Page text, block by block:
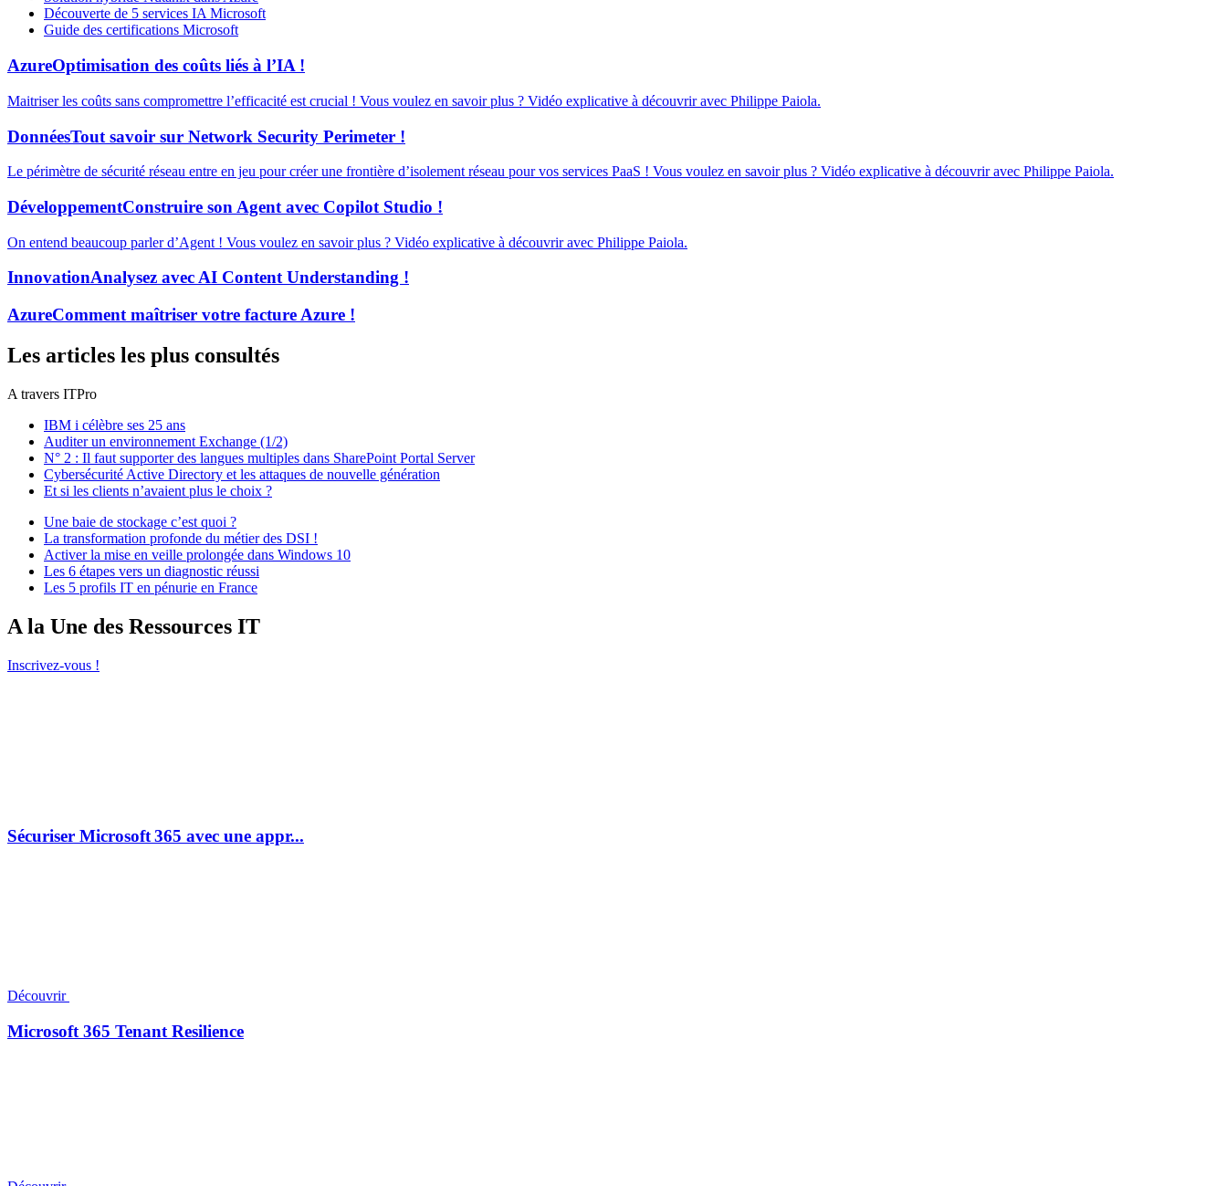
Découverte de 5 services IA Microsoft
Guide des certifications Microsoft
AzureOptimisation des coûts liés à l’IA !
Maitriser les coûts sans compromettre l’efficacité est crucial ! Vous voulez en savoir plus ? Vidéo explicative à découvrir avec Philippe Paiola.
DonnéesTout savoir sur Network Security Perimeter !
Le périmètre de sécurité réseau entre en jeu pour créer une frontière d’isolement réseau pour vos services PaaS ! Vous voulez en savoir plus ? Vidéo explicative à découvrir avec Philippe Paiola.
DéveloppementConstruire son Agent avec Copilot Studio !
On entend beaucoup parler d’Agent ! Vous voulez en savoir plus ? Vidéo explicative à découvrir avec Philippe Paiola.
InnovationAnalysez avec AI Content Understanding !
AzureComment maîtriser votre facture Azure !
Les articles les plus consultés
A travers ITPro
IBM i célèbre ses 25 ans
Auditer un environnement Exchange (1/2)
N° 2 : Il faut supporter des langues multiples dans SharePoint Portal Server
Cybersécurité Active Directory et les attaques de nouvelle génération
Et si les clients n’avaient plus le choix ?
Une baie de stockage c’est quoi ?
La transformation profonde du métier des DSI !
Activer la mise en veille prolongée dans Windows 10
Les 6 étapes vers un diagnostic réussi
Les 5 profils IT en pénurie en France
A la Une des Ressources IT
Inscrivez-vous !
Sécuriser Microsoft 365 avec une appr...
Découvrir
Microsoft 365 Tenant Resilience